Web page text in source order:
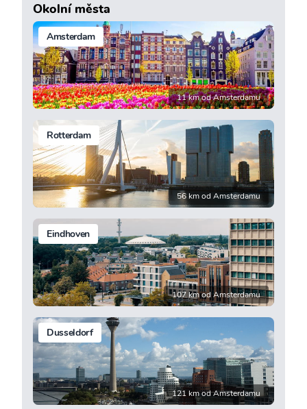
Okolní města
Amsterdam
11 km od Amsterdamu
Rotterdam
56 km od Amsterdamu
Eindhoven
107 km od Amsterdamu
Dusseldorf
121 km od Amsterdamu